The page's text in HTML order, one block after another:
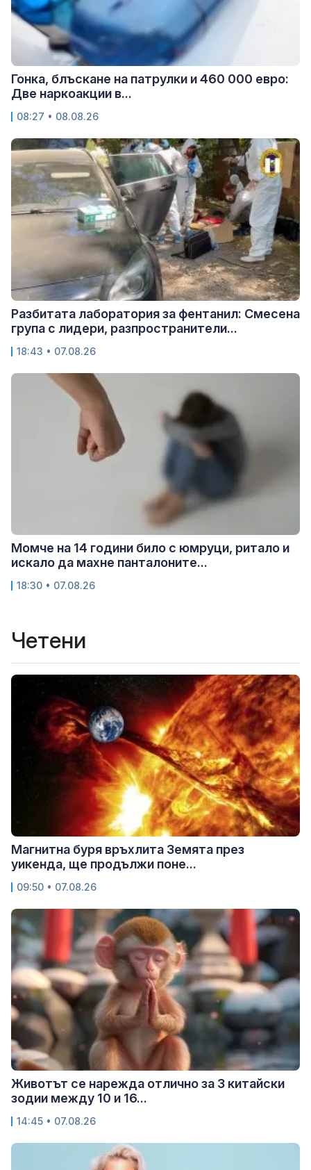
Гонка, блъскане на патрулки и 460 000 евро:
Две наркоакции в...
08:27 • 08.08.26
Разбитата лаборатория за фентанил: Смесена
група с лидери, разпространители...
18:43 • 07.08.26
Момче на 14 години било с юмруци, ритало и
искало да махне панталоните...
18:30 • 07.08.26
Четени
Магнитна буря връхлита Земята през
уикенда, ще продължи поне...
09:50 • 07.08.26
Животът се нарежда отлично за 3 китайски
зодии между 10 и 16...
14:45 • 07.08.26